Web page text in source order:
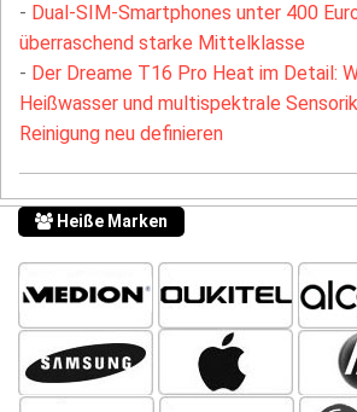
- Dual-SIM-Smartphones unter 400
überraschend starke Mittelklasse
- Der Dreame T16 Pro Heat im Detail:
Heißwasser und multispektrale
Reinigung neu definieren
Heiße Marken